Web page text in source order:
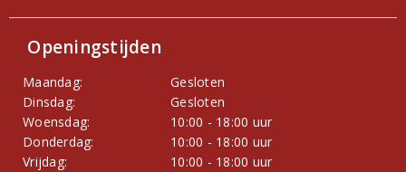
Openingstijden
Maandag:
Gesloten
Dinsdag:
Gesloten
Woensdag:
10:00 - 18:00 uur
Donderdag:
10:00 - 18:00 uur
Vrijdag:
10:00 - 18:00 uur